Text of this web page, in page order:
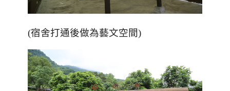
(宿舍打通後做為藝文空間)